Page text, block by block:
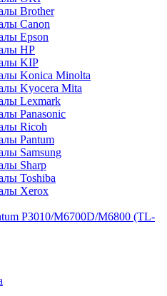
Brother
Canon
Epson
HP
KIP
Konica Minolta
Kyocera Mita
Lexmark
Panasonic
Ricoh
Pantum
Samsung
Sharp
Toshiba
Xerox
P3010/M6700D/M6800 (TL-